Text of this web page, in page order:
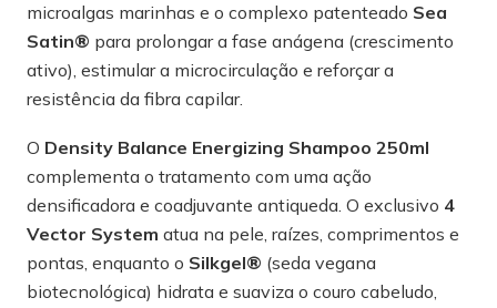
microalgas marinhas e o complexo patenteado Sea
Satin® para prolongar a fase anágena (crescimento
ativo), estimular a microcirculação e reforçar a
resistência da fibra capilar.
O Density Balance Energizing Shampoo 250ml
complementa o tratamento com uma ação
densificadora e coadjuvante antiqueda. O exclusivo 4
Vector System atua na pele, raízes, comprimentos e
pontas, enquanto o Silkgel® (seda vegana
biotecnológica) hidrata e suaviza o couro cabeludo,